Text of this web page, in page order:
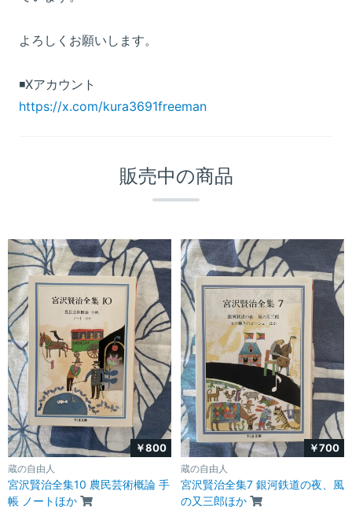
よろしくお願いします。
◾️Xアカウント
https://x.com/kura3691freeman
販売中の商品
￥800
蔵の自由人
宮沢賢治全集10 農民芸術概論 手
帳 ノートほか
￥700
蔵の自由人
宮沢賢治全集7 銀河鉄道の夜、風
の又三郎ほか